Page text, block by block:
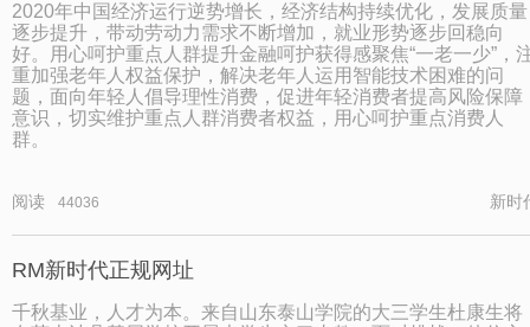
2020年中国经济运行逆势增长，经济结构持续优化，发展质量
逐步提升，带动劳动力需求不断增加，就业形势逐步回稳向
好。用心呵护重点人群提升金融呵护获得感聚焦“一老一少”，
重加强老年人权益保护，解决老年人运用智能技术困难的问
题，面向年轻人倡导理性消费，促进年轻消费者提高风险保障
意识，切实维护重点人群消费者权益，用心呵护重点消费人
群。
阅读 44036 新时
RM新时代正规网址
千秋基业，人才为本。来自山东泰山学院的大三学生杜康生将